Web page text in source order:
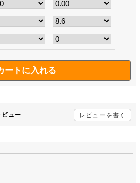
ュー レビューを書く